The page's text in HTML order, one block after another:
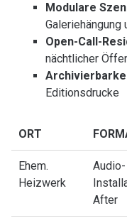
Modulare
Galeriehängung
Open-Call-
nächtlicher
Editionsdrucke
ORT
Ehem.
Heizwerk
Audio-
After